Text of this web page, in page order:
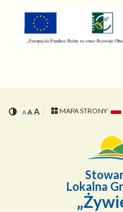
Przejdź
menu
Przejdź
treści
AAA MAPA STRONY
Lokalna